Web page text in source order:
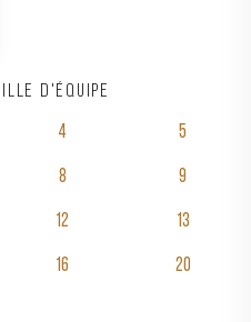
d'équipe
4 5
8 9
12 13
16 20